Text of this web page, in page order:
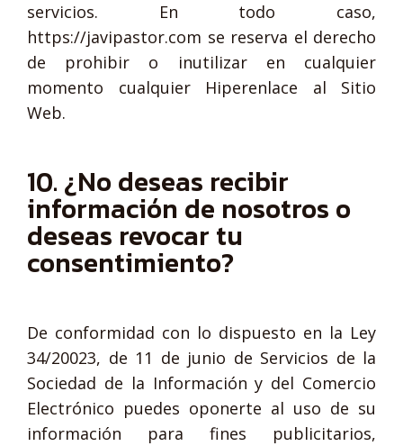
servicios. En todo caso,
https://javipastor.com se reserva el derecho
de prohibir o inutilizar en cualquier
momento cualquier Hiperenlace al Sitio
Web.
10. ¿No deseas recibir
información de nosotros o
deseas revocar tu
consentimiento?
De conformidad con lo dispuesto en la Ley
34/20023, de 11 de junio de Servicios de la
Sociedad de la Información y del Comercio
Electrónico puedes oponerte al uso de su
información para fines publicitarios,